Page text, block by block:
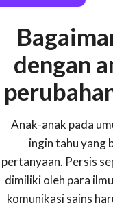
dengan
Anak-anak pada
ingin tahu yang
pertanyaan. Persis
dimiliki oleh para
komunikasi sains